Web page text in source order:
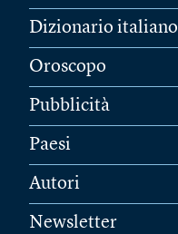
Dizionario italiano
Oroscopo
Pubblicità
Paesi
Autori
Newsletter